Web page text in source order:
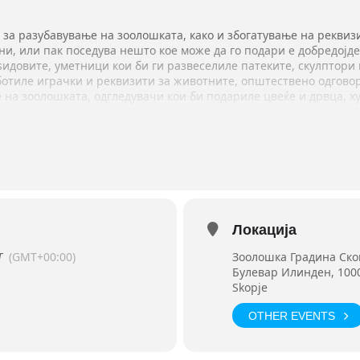
разубавување на зоолошката, како и збогатување на
или пак поседува нешто кое може да го подари е
уметници кои би ги развеселиле патеките,
играчки и реквизити за животните, општествено
зоолошката, одгледувачи кои би подариле цвеќе и дрвца,
кој ќе придонесе за новиот имиџ на Зоолошка ќе добие
(GMT+00:00)
Локација
Зоолошка Градина
Булевар Илинден,
Skopje
OTHER EVENTS